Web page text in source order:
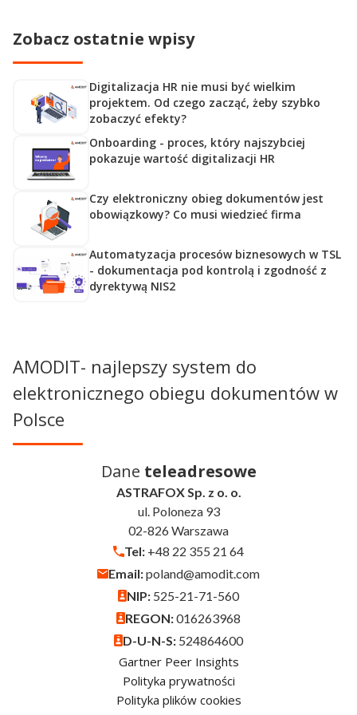
procesowej organizacji.
Zobacz ostatnie wpisy
Digitalizacja HR nie musi być wielkim
projektem. Od czego zacząć, żeby szybko
zobaczyć efekty?
Onboarding - proces, który najszybciej
pokazuje wartość digitalizacji HR
Czy elektroniczny obieg dokumentów jest
obowiązkowy? Co musi wiedzieć firma
Automatyzacja procesów biznesowych w TSL
- dokumentacja pod kontrolą i zgodność z
dyrektywą NIS2
AMODIT- najlepszy system do
elektronicznego obiegu dokumentów w
Polsce
Dane teleadresowe
ASTRAFOX Sp. z o. o.
ul. Poloneza 93
02-826 Warszawa
Tel: +48 22 355 21 64
Email:poland@amodit.com
NIP: 525-21-71-560
REGON:016263968
D-U-N-S: 524864600
Gartner Peer Insights
Polityka prywatności
Polityka plików cookies